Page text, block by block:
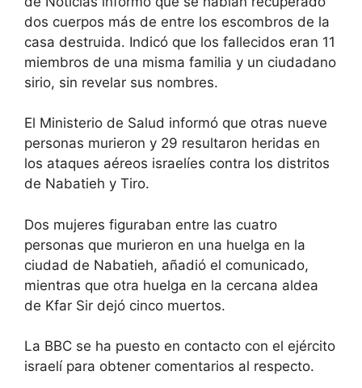
dos cuerpos más de entre los escombros de la
casa destruida. Indicó que los fallecidos eran 11
miembros de una misma familia y un ciudadano
sirio, sin revelar sus nombres.
El Ministerio de Salud informó que otras nueve
personas murieron y 29 resultaron heridas en
los ataques aéreos israelíes contra los distritos
de Nabatieh y Tiro.
Dos mujeres figuraban entre las cuatro
personas que murieron en una huelga en la
ciudad de Nabatieh, añadió el comunicado,
mientras que otra huelga en la cercana aldea
de Kfar Sir dejó cinco muertos.
La BBC se ha puesto en contacto con el ejército
israelí para obtener comentarios al respecto.